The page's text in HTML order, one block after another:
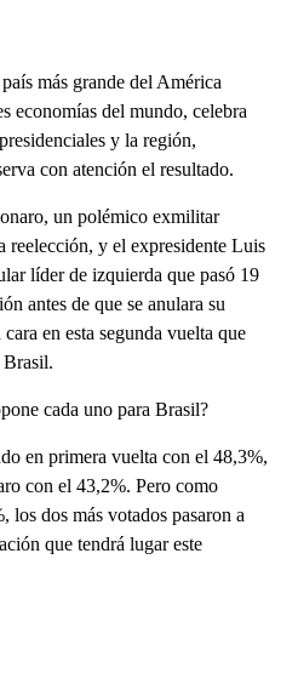
más grande del América
economías del mundo, celebra
y la región,
con atención el resultado.
un polémico exmilitar
reelección, y el expresidente Luis
líder de izquierda que pasó 19
antes de que se anulara su
en esta segunda vuelta que
cada uno para Brasil?
en primera vuelta con el 48,3%,
con el 43,2%. Pero como
los dos más votados pasaron a
que tendrá lugar este